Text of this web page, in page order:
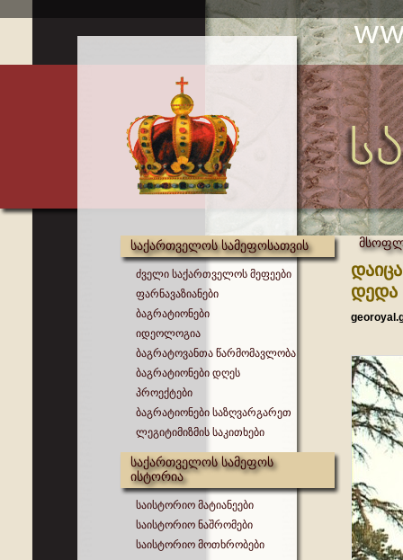
საქართველოს სამეფოსათვის
ძველი საქართველოს მეფეები
ფარნავაზიანები
ბაგრატიონები
იდეოლოგია
ბაგრატოვანთა წარმომავლობა
ბაგრატიონები დღეს
პროექტები
ბაგრატიონები საზღვარგარეთ
ლეგიტიმიზმის საკითხები
საქართველოს სამეფოს
ისტორია
საისტორიო მატიანეები
საისტორიო ნაშრომები
საისტორიო მოთხრობები
დედა